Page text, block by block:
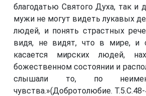
благодатью Святого Духа, так и
мужи не могут видеть лукавых
людей, и понять страстных
видя, не видят, что в мире, и
касается мирских людей,
божественном состоянии и
слышали то, по
чувства.»(Добротолюбие.